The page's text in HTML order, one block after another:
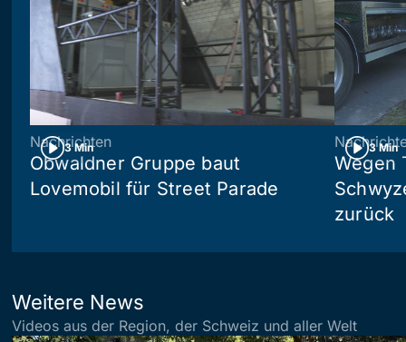
3 Min
Nachrichten
Obwaldner Gruppe baut
Lovemobil für Street Parade
3 Min
Wegen
zurück
Weitere News
Videos aus der Region, der Schweiz und aller Welt